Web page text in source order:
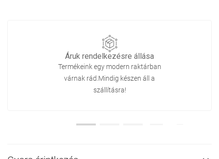
Áruk rendelkezésre állása
Termékeink egy modern raktárban
várnak rád.Mindig készen áll a
szállításra!